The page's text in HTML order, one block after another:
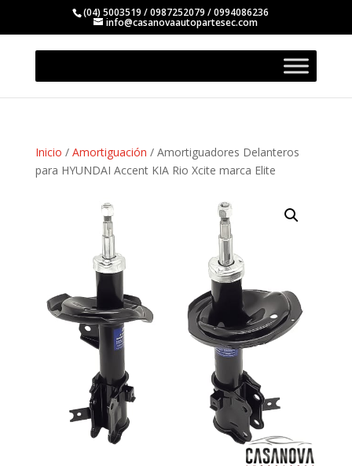
(04) 5003519 / 0987252079 / 0994086236
info@casanovaautopartesec.com
Inicio / Amortiguación / Amortiguadores Delanteros
para HYUNDAI Accent KIA Rio Xcite marca Elite